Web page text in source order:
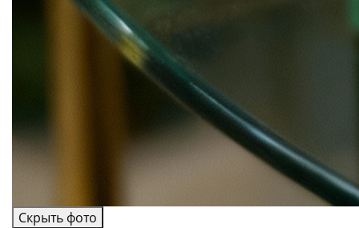
Скрыть фото